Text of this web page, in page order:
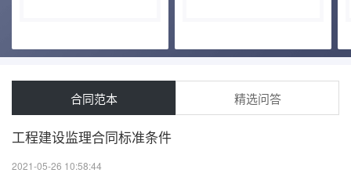
合同范本 精选问答
工程建设监理合同标准条件
2021-05-26 10:58:44